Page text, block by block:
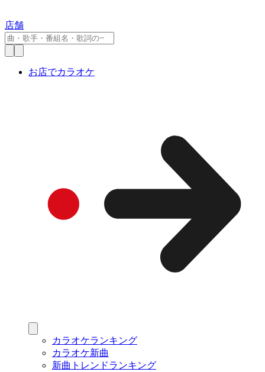
店舗
お店でカラオケ
カラオケランキング
カラオケ新曲
新曲トレンドランキング